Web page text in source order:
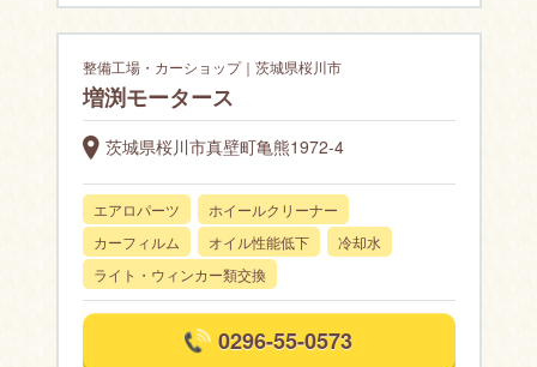
整備工場・カーショップ｜茨城県桜川市
増渕モータース
茨城県桜川市真壁町亀熊1972-4
エアロパーツ
ホイールクリーナー
カーフィルム
オイル性能低下
冷却水
ライト・ウィンカー類交換
0296-55-0573